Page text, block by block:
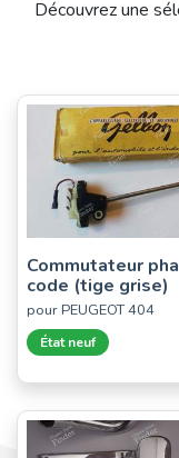
Découvrez une
Commutateur
code (tige grise)
pour PEUGEOT 404
État neuf